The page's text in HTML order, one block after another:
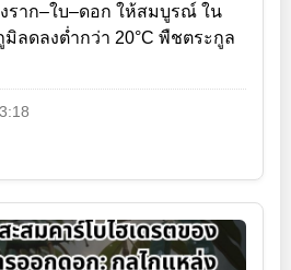
ราก–ใบ–ดอก ให้สมบูรณ์ ใน
ลดลงต่ำกว่า 20°C พืชตระกูล